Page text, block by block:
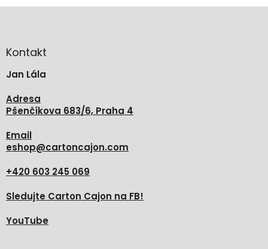
aKontakt
Jan Lála
Adresa
Pšenčíkova 683/6, Praha 4
Email
eshop@cartoncajon.com
+420 603 245 069
Sledujte Carton Cajon na FB!
YouTube